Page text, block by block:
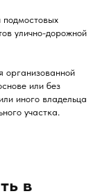
подмостовых
улично-дорожной
организованной
или без
иного владельца
участка.
в